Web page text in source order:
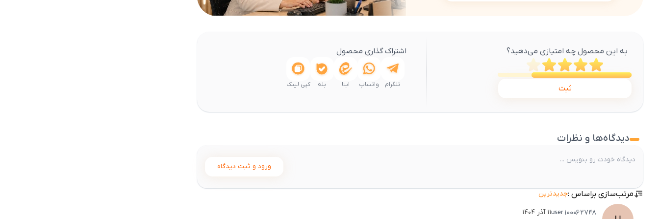
به این محصول چه امتیازی می‌دهید؟
ثبت
اشتراک گذاری محصول
تلگرام واتساپ ایتا بله کپی لینک
دیدگاه‌ها و نظرات
ورود و ثبت دیدگاه
مرتب‌سازی براساس :جدیدترین
user100062748 ۱۱ آذر ۱۴۰۴